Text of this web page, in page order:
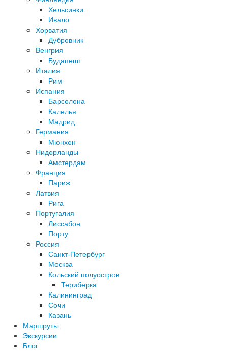
Хельсинки
Ивало
Хорватия
Дубровник
Венгрия
Будапешт
Италия
Рим
Испания
Барселона
Калелья
Мадрид
Германия
Мюнхен
Нидерланды
Амстердам
Франция
Париж
Латвия
Рига
Португалия
Лиссабон
Порту
Россия
Санкт-Петербург
Москва
Кольский полуостров
Териберка
Калининград
Сочи
Казань
Маршруты
Экскурсии
Блог